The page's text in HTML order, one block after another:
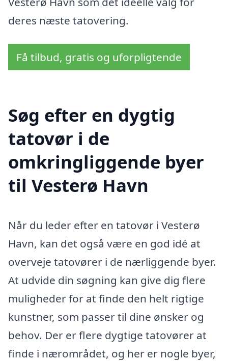
deres næste tatovering.
Få tilbud, gratis og uforpligtende
Søg efter en dygtig
tatovør i de
omkringliggende byer
til Vesterø Havn
Når du leder efter en tatovør i Vesterø
Havn, kan det også være en god idé at
overveje tatovører i de nærliggende byer.
At udvide din søgning kan give dig flere
muligheder for at finde den helt rigtige
kunstner, som passer til dine ønsker og
behov. Der er flere dygtige tatovører at
finde i nærområdet, og her er nogle byer,